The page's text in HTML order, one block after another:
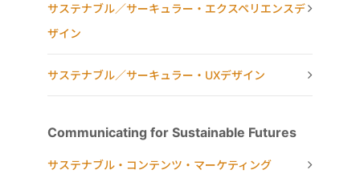
サステナブル／サーキュラー・エクスペリエンスデ
ザイン
サステナブル／サーキュラー・UXデザイン
Communicating for Sustainable Futures
サステナブル・コンテンツ・マーケティング